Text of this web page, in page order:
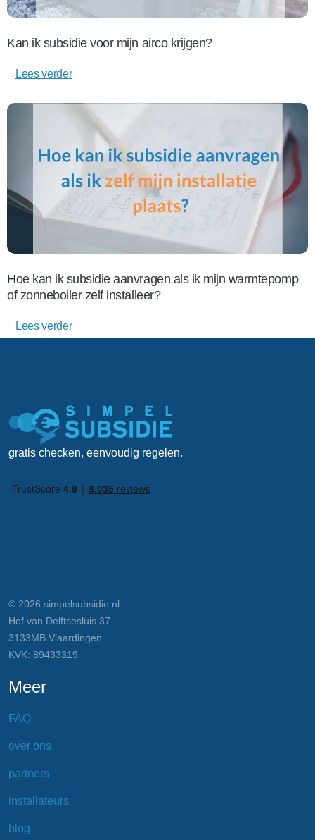
Kan ik subsidie voor mijn airco krijgen?
Lees verder
Hoe kan ik subsidie aanvragen als ik mijn warmtepomp
of zonneboiler zelf installeer?
Lees verder
gratis checken, eenvoudig regelen.
© 2026 simpelsubsidie.nl
Hof van Delftsesluis 37
3133MB Vlaardingen
KVK: 89433319
Meer
FAQ
over ons
partners
installateurs
blog